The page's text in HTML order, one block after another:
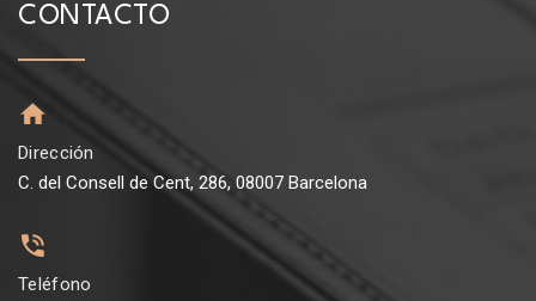
CONTACTO
Dirección
C. del Consell de Cent, 286, 08007 Barcelona
Teléfono